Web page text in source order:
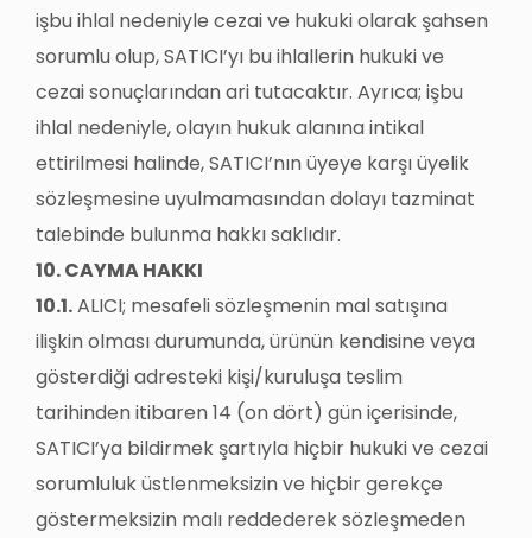
işbu ihlal nedeniyle cezai ve hukuki olarak şahsen
sorumlu olup, SATICI’yı bu ihlallerin hukuki ve
cezai sonuçlarından ari tutacaktır. Ayrıca; işbu
ihlal nedeniyle, olayın hukuk alanına intikal
ettirilmesi halinde, SATICI’nın üyeye karşı üyelik
sözleşmesine uyulmamasından dolayı tazminat
talebinde bulunma hakkı saklıdır.
10. CAYMA HAKKI
10.1.ALICI; mesafeli sözleşmenin mal satışına
ilişkin olması durumunda, ürünün kendisine veya
gösterdiği adresteki kişi/kuruluşa teslim
tarihinden itibaren 14 (on dört) gün içerisinde,
SATICI’ya bildirmek şartıyla hiçbir hukuki ve cezai
sorumluluk üstlenmeksizin ve hiçbir gerekçe
göstermeksizin malı reddederek sözleşmeden